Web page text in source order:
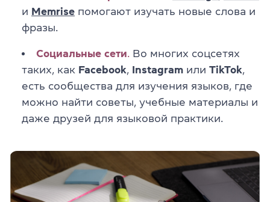
и Memrise помогают изучать новые слова и
фразы.
Социальные сети
Во многих соцсетях
таких, как Facebook Instagram или TikTok
есть сообщества для изучения языков, где
можно найти советы, учебные материалы и
даже друзей для языковой практики.